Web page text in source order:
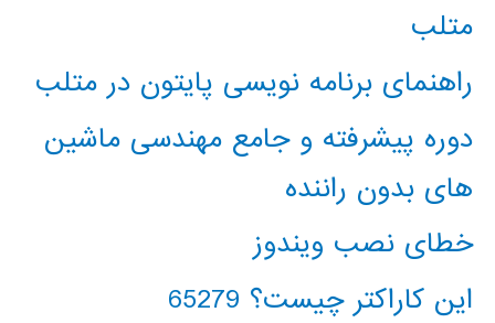
متلب
راهنمای برنامه نویسی پایتون در متلب
دوره پیشرفته و جامع مهندسی ماشین
های بدون راننده
خطای نصب ویندوز
این کاراکتر چیست؟ 65279